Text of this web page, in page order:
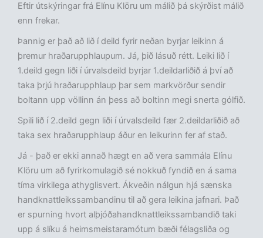
Eftir útskýringar frá Elínu Klöru um málið þá skýrðist málið
enn frekar.
Þannig er það að lið í deild fyrir neðan byrjar leikinn á
þremur hraðarupphlaupum. Já, þið lásuð rétt. Leiki lið í
1.deild gegn liði í úrvalsdeild byrjar 1.deildarliðið á því að
taka þrjú hraðarupphlaup þar sem markvörður sendir
boltann upp völlinn án þess að boltinn megi snerta gólfið.
Spili lið í 2.deild gegn liði í úrvalsdeild fær 2.deildarliðið að
taka sex hraðarupphlaup áður en leikurinn fer af stað.
Já - það er ekki annað hægt en að vera sammála Elínu
Klöru um að fyrirkomulagið sé nokkuð fyndið en á sama
tíma virkilega athyglisvert. Ákveðin nálgun hjá sænska
handknattleikssambandinu til að gera leikina jafnari. Það
er spurning hvort alþjóðahandknattleikssambandið taki
upp á slíku á heimsmeistaramótum bæði félagsliða og